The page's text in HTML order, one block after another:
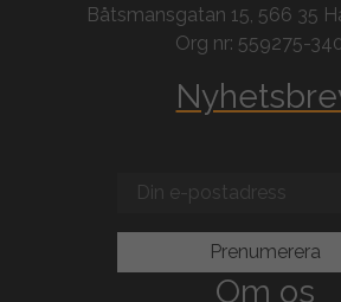
Båtsmansgatan 15, 566 35
Org nr: 559275-
Om os